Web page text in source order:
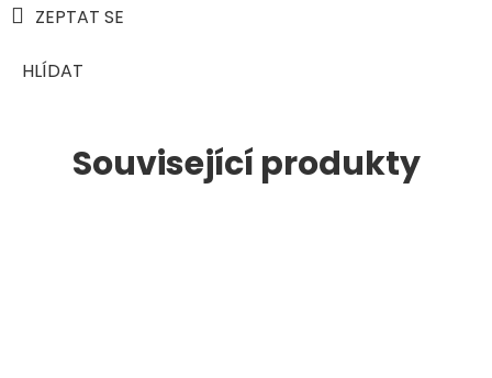
ZEPTAT SE
HLÍDAT
Související produkty